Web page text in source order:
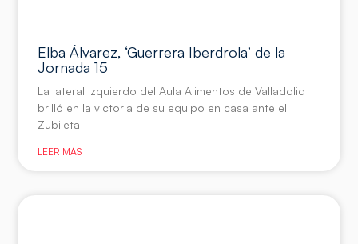
Elba Álvarez, ‘Guerrera Iberdrola’ de la
Jornada 15
La lateral izquierdo del Aula Alimentos de Valladolid
brilló en la victoria de su equipo en casa ante el
Zubileta
LEER MÁS